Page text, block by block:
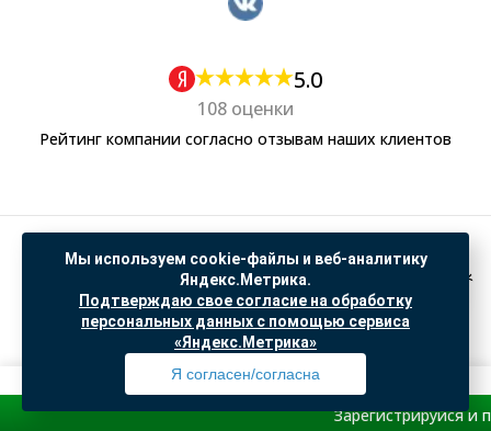
5.0
108 оценки
Рейтинг компании согласно отзывам наших клиентов
Политика обработки персональных данных
Согласие на обработку данных Яндекс Метрика
"© ООО “САНТЕХГИД”, 2026. Все права защищены. Предложение не является публичной
офертой, цены и информация на сайте ознакомительные
Доработка и продвижение вSO.USE
Мы используем cookie-файлы и веб-аналитику
Яндекс.Метрика.
Подтверждаю свое согласие на обработку
персональных данных с помощью сервиса
«Яндекс.Метрика»
Я согласен/согласна
Профиль Товары Поиск Избранное Корзина
Зарегистрируйся и получи